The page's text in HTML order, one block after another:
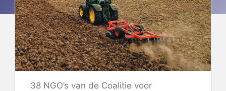
38 NGO’s van de Coalitie voor